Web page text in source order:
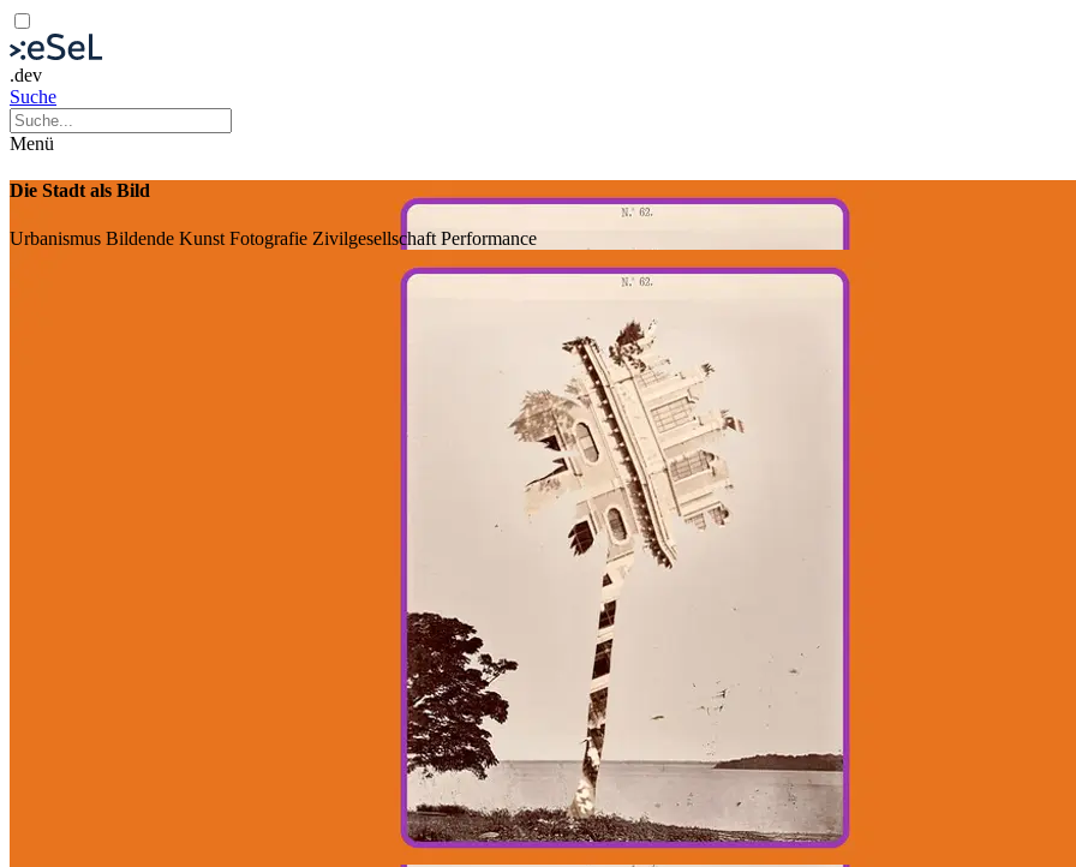
.dev
Suche
Menü
Die Stadt als Bild
Urbanismus Bildende Kunst Fotografie Zivilgesellschaft Performance